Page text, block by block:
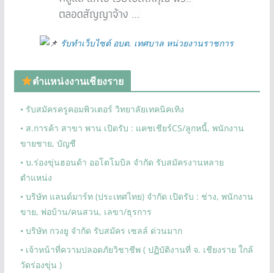
รับทำเว็บไซต์ อบต. เทศบาล หน่วยงานราชการ
ตำแหน่งงานเชียงราย
• รับสมัครครูคอมพิวเตอร์ วิทยาลัยเทคนิคเทิง
• ส.การค้า สาขา พาน เปิดรับ : แคชเชียร์CS/ลูกหนี้, พนักงาน
ขายชาย, บัญชี
• บ.ร่องขุ่นฮอนด้า ออโตโมบิล จำกัด รับสมัครงานหลาย
ตำแหน่ง
• บริษัท แลนด์มาร์ท (ประเทศไทย) จำกัด เปิดรับ : ช่าง, พนักงาน
ขาย, พ่อบ้าน/คนสวน, เลขา/ธุรการ
• บริษัท กวงยู จำกัด รับสมัคร เซลล์ ด่วนมาก
• เจ้าหน้าที่ความปลอดภัยวิชาชีพ ( ปฏิบัติงานที่ จ. เชียงราย ใกล้
วัดร่องขุ่น )